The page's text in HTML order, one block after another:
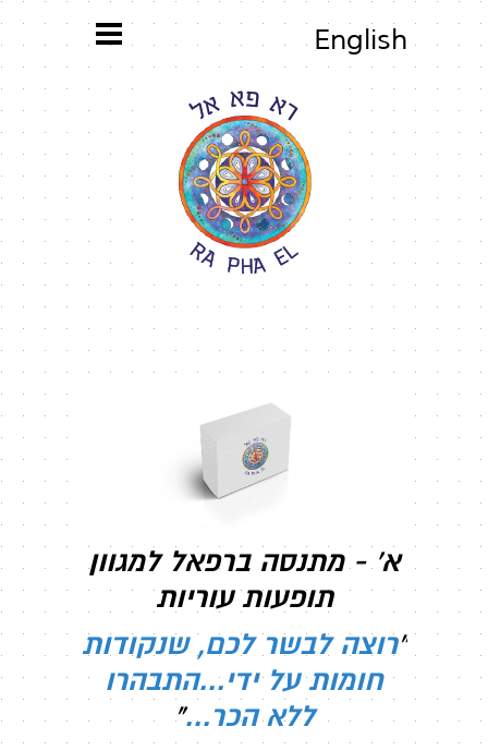
English
א' - מתנסה ברפאל למגוון
תופעות עוריות
"רוצה לבשר לכם, שנקודות
חומות על ידי...התבהרו
ללא הכר..."